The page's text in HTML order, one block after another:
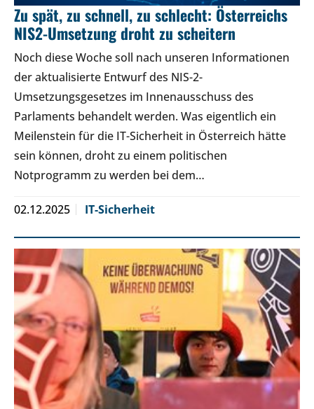
Zu spät, zu schnell, zu schlecht: Österreichs
NIS2-Umsetzung droht zu scheitern
Noch diese Woche soll nach unseren Informationen
der aktualisierte Entwurf des NIS-2-
Umsetzungsgesetzes im Innenausschuss des
Parlaments behandelt werden. Was eigentlich ein
Meilenstein für die IT-Sicherheit in Österreich hätte
sein können, droht zu einem politischen
Notprogramm zu werden bei dem…
02.12.2025 IT-Sicherheit